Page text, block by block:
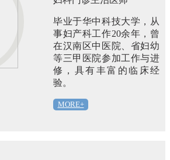
毕业于华中科技大学，从
事妇产科工作20余年，曾
在汉南区中医院、省妇幼
等三甲医院参加工作与进
修，具有丰富的临床经
验。
MORE+